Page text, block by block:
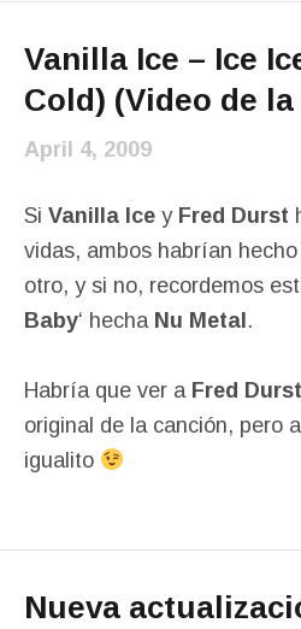
Vanilla Ice – Ice
Cold) (Video de la
April 4, 2009
Si Vanilla Ice y Fred Durst
vidas, ambos habrían
otro, y si no, recordemos
Baby‘ hecha Nu Metal .
Habría que ver a Fred Durst
original de la canción, pero
igualito
Nueva